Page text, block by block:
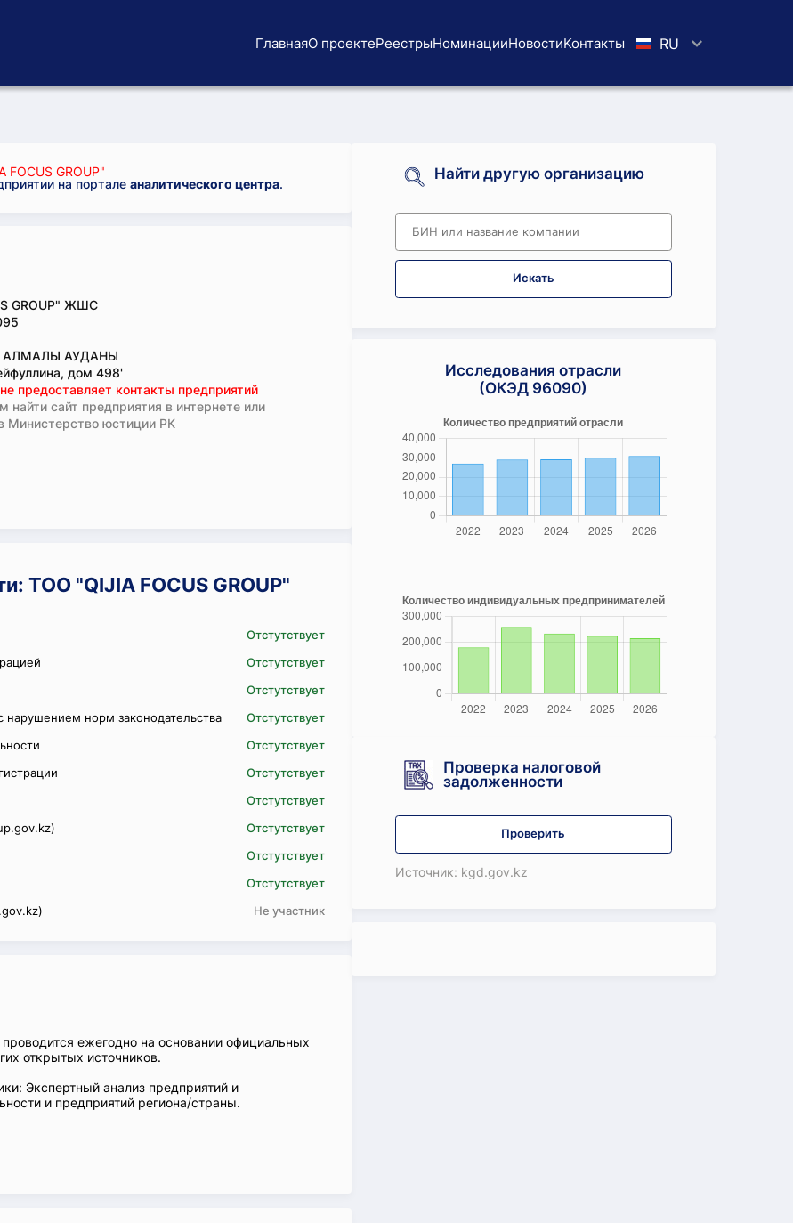
ГлавнаяО проектеРеестрыНоминацииНовостиKoнтaкты RU
GROUP"
на портале аналитического центра.
GROUP" ЖШС
АЛМАЛЫ АУДАНЫ
дом 498'
предоставляет контакты предприятий
найти сайт предприятия в интернете или
Министерство юстиции РК
ТОО "QIJIA FOCUS GROUP"
Отстутствует
Отстутствует
Отстутствует
нарушением норм законодательства
Отстутствует
Отстутствует
Отстутствует
Отстутствует
Отстутствует
Отстутствует
Отстутствует
Не участник
ежегодно на основании официальных
открытых источников.
Экспертный анализ предприятий и
и предприятий региона/страны.
Найти другую организацию
Искать
Исследования отрасли
(ОКЭД 96090)
Проверка налоговой
задолженности
Проверить
Источник: kgd.gov.kz